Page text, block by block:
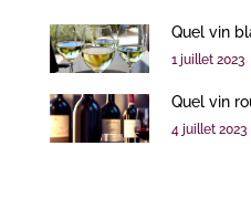
Quel vin
1 juillet 2023
Quel vin
4 juillet 2023